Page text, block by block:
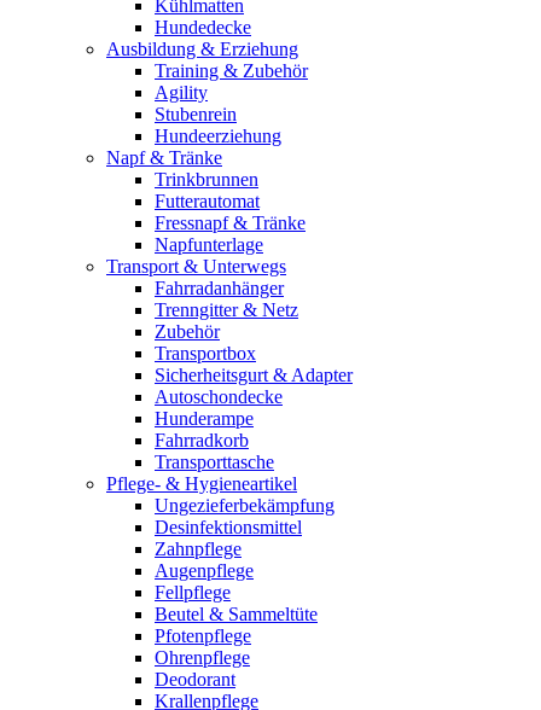
Kühlmatten
Hundedecke
Ausbildung & Erziehung
Training & Zubehör
Agility
Stubenrein
Hundeerziehung
Napf & Tränke
Trinkbrunnen
Futterautomat
Fressnapf & Tränke
Napfunterlage
Transport & Unterwegs
Fahrradanhänger
Trenngitter & Netz
Zubehör
Transportbox
Sicherheitsgurt & Adapter
Autoschondecke
Hunderampe
Fahrradkorb
Transporttasche
Pflege- & Hygieneartikel
Ungezieferbekämpfung
Desinfektionsmittel
Zahnpflege
Augenpflege
Fellpflege
Beutel & Sammeltüte
Pfotenpflege
Ohrenpflege
Deodorant
Krallenpflege